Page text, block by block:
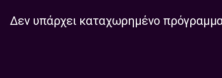
Δεν υπάρχει καταχωρημένο